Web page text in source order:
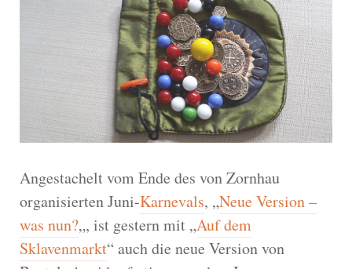
Angestachelt vom Ende des von Zornhau
organisierten Juni-Karnevals, „Neue Version –
was nun?„, ist gestern mit „Auf dem
Sklavenmarkt“ auch die neue Version von